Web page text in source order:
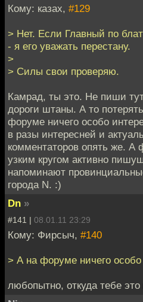
Кому: казах, #129
> Нет. Если Главный по
- я его уважать перестану.
>
> Силы свои проверяю.
Камрад, ты это. Не пиши
дороги штаны. А то
форуме ничего особо
в разы интересней и
комментаторов опять же. А
узким кругом активно
напоминают
города N. :)
Dn »
#141 | 08.01.11 23:29
Кому: Фирсыч, #140
> А на форуме ничего особо
любопытно, откуда тебе это